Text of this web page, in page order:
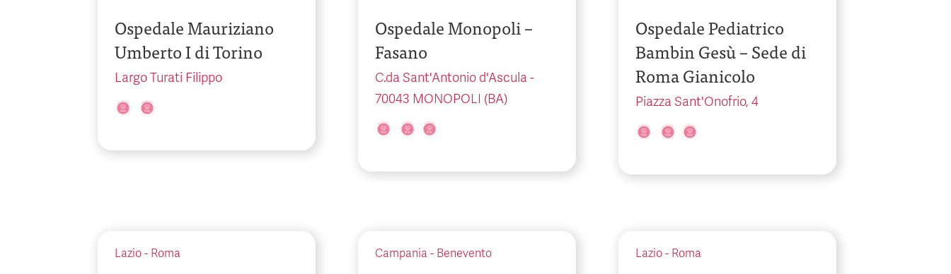
Ospedale Mauriziano
Umberto I di Torino
Largo Turati Filippo
Ospedale Monopoli –
Fasano
C.da Sant'Antonio d'Ascula -
70043 MONOPOLI (BA)
Ospedale Pediatrico
Bambin Gesù – Sede di
Roma Gianicolo
Piazza Sant'Onofrio, 4
Lazio - Roma Campania - Benevento Lazio- Roma